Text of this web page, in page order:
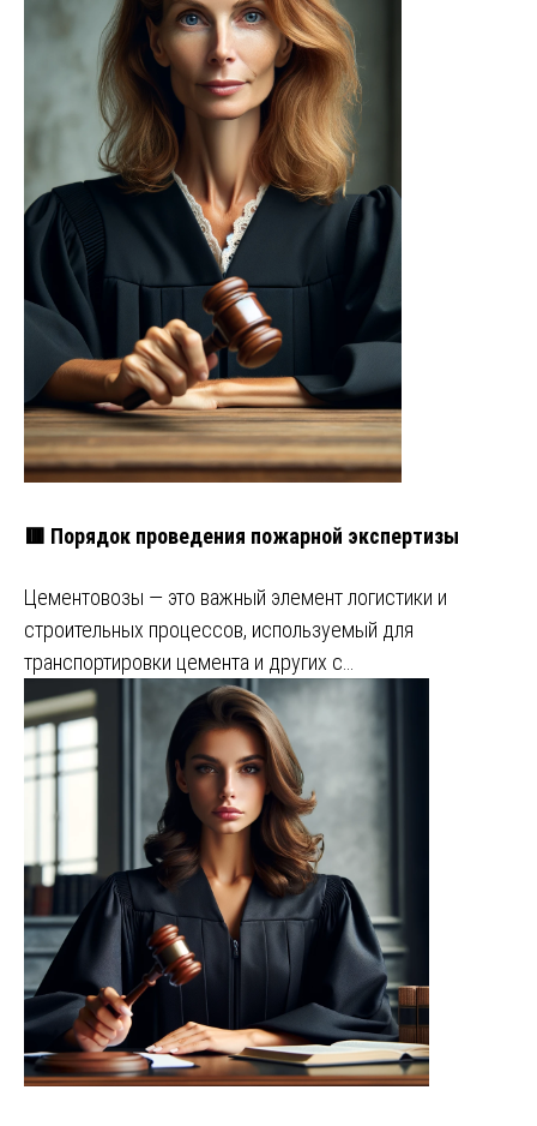
🟥 Порядок проведения пожарной экспертизы
Цементовозы — это важный элемент логистики и
строительных процессов, используемый для
транспортировки цемента и других с…